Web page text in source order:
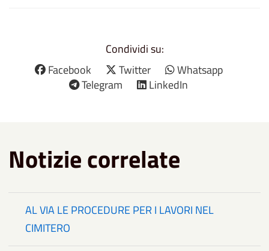
Condividi su:
Facebook
Twitter
Whatsapp
Telegram
LinkedIn
Notizie correlate
AL VIA LE PROCEDURE PER I LAVORI NEL
CIMITERO